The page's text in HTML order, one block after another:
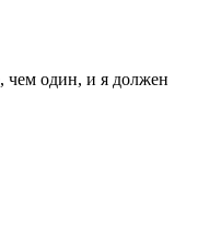
чем один, и я должен